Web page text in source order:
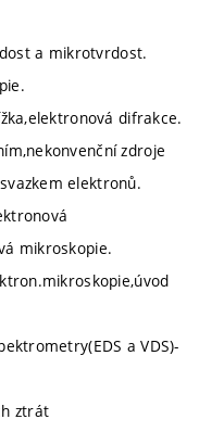
a mikrotvrdost.
difrakce.
zdroje
elektronů.
mikroskopie.
a VDS)-
ztrát